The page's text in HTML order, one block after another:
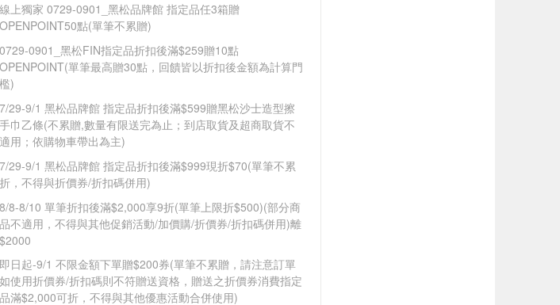
線上獨家 0729-0901_黑松品牌館 指定品任3箱贈
OPENPOINT50點(單筆不累贈)
0729-0901_黑松FIN指定品折扣後滿$259贈10點
OPENPOINT(單筆最高贈30點，回饋皆以折扣後金額為計算門
檻)
7/29-9/1 黑松品牌館 指定品折扣後滿$599贈黑松沙士造型擦
手巾乙條(不累贈,數量有限送完為止；到店取貨及超商取貨不
適用；依購物車帶出為主)
7/29-9/1 黑松品牌館 指定品折扣後滿$999現折$70(單筆不累
折，不得與折價券/折扣碼併用)
8/8-8/10 單筆折扣後滿$2,000享9折(單筆上限折$500)(部分商
品不適用，不得與其他促銷活動/加價購/折價券/折扣碼併用)離
$2000
即日起-9/1 不限金額下單贈$200券(單筆不累贈，請注意訂單
如使用折價券/折扣碼則不符贈送資格，贈送之折價券消費指定
品滿$2,000可折，不得與其他優惠活動合併使用)